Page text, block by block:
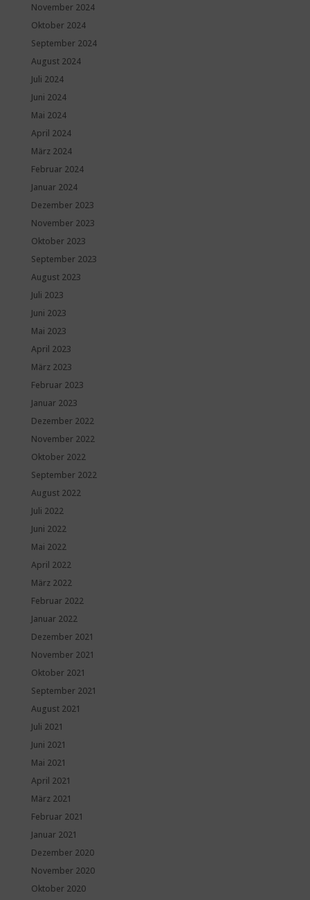
November 2024
Oktober 2024
September 2024
August 2024
Juli 2024
Juni 2024
Mai 2024
April 2024
März 2024
Februar 2024
Januar 2024
Dezember 2023
November 2023
Oktober 2023
September 2023
August 2023
Juli 2023
Juni 2023
Mai 2023
April 2023
März 2023
Februar 2023
Januar 2023
Dezember 2022
November 2022
Oktober 2022
September 2022
August 2022
Juli 2022
Juni 2022
Mai 2022
April 2022
März 2022
Februar 2022
Januar 2022
Dezember 2021
November 2021
Oktober 2021
September 2021
August 2021
Juli 2021
Juni 2021
Mai 2021
April 2021
März 2021
Februar 2021
Januar 2021
Dezember 2020
November 2020
Oktober 2020